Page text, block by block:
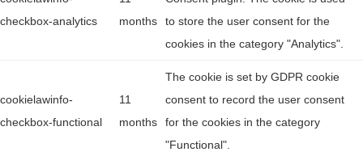
checkbox-analytics
months
to store the user consent for the
cookies in the category "Analytics".
cookielawinfo-
checkbox-functional
11
months
The cookie is set by GDPR cookie
consent to record the user consent
for the cookies in the category
"Functional".